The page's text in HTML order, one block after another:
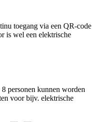
toegang via een QR-code
is wel een elektrische
personen kunnen worden
voor bijv. elektrische